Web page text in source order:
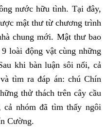
nước hữu tình. Tại đây,
mật thư từ chương trình
chung mới. Mật thư bao
loài động vật cùng những
khi bàn luận sôi nổi, cả
tìm ra đáp án: chú Chín
thử thách trên cây cầu
cả nhóm đã tìm thấy ngôi
Cường.